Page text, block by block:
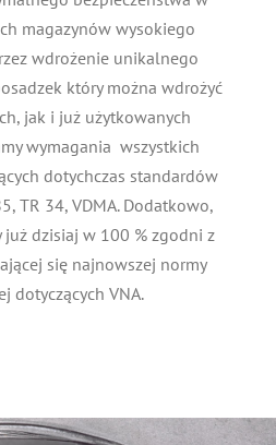
magazynów wysokiego
wdrożenie unikalnego
który można wdrożyć
jak i już użytkowanych
wymagania wszystkich
dotychczas standardów
TR 34, VDMA. Dodatkowo,
już dzisiaj w 100 % zgodni z
się najnowszej normy
dotyczących VNA.